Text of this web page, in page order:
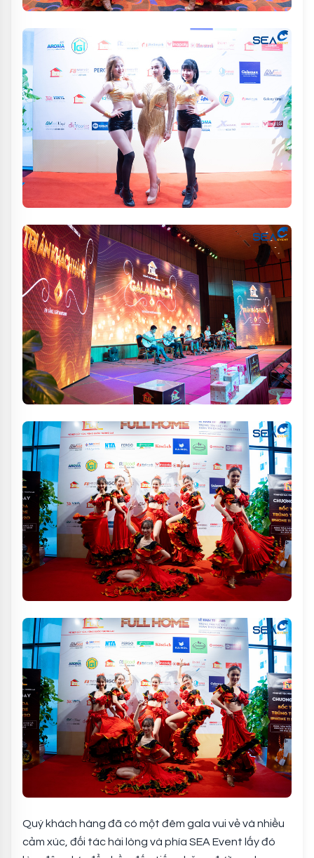
Quý khách hàng đã có một đêm gala vui vẻ và nhiều
cảm xúc, đối tác hài lòng và phía SEA Event lấy đó